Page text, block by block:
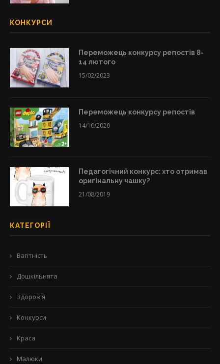
КОНКУРСИ
Переможець конкурсу репостів 8-
14 лютого
15/02/2023
Переможець конкурсу репостів
14/10/2020
Педагогічний конкурс: хто отримав
оригінальну чашку?
21/08/2019
КАТЕГОРІЇ
Вагітність
Дошкільнята
Здоров'я
Конкурси
Краса
Малюки